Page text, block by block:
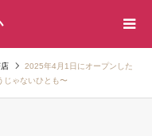
2025年4月1日にオープンした
じゃないひとも〜